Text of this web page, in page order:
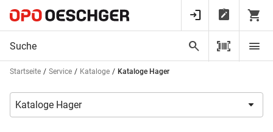
Startseite Service Kataloge Kataloge Hager